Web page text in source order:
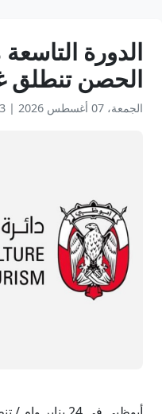
الدورة
الحصن تنطلق
الجمعة، 07 أغسطس 2026 | 3 دقيقة قراءة